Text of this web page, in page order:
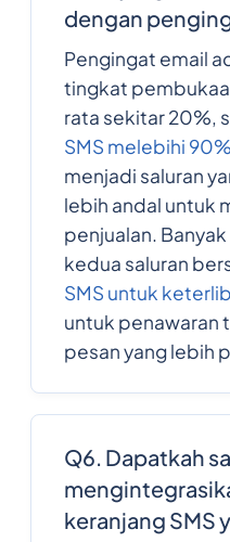
dengan
Pengingat email
tingkat
rata sekitar 20%,
SMS melebihi 90%
menjadi saluran
lebih andal untuk
penjualan.
kedua saluran
SMS untuk
untuk penawaran
pesan yang lebih
Q6. Dapatkah
keranjang SMS